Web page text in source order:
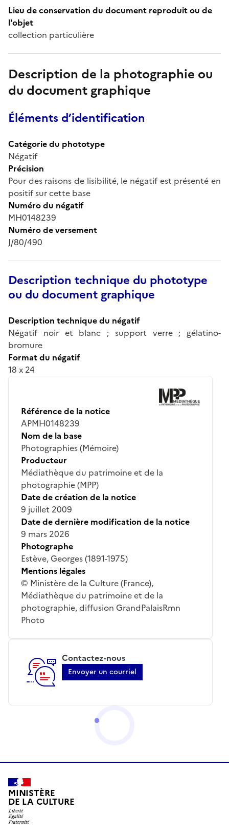
Lieu de conservation du document reproduit ou de
l'objet
collection particulière
Description de la photographie ou
du document graphique
Éléments d’identification
Catégorie du phototype
Négatif
Précision
Pour des raisons de lisibilité, le négatif est présenté en
positif sur cette base
Numéro du négatif
MH0148239
Numéro de versement
J/80/490
Description technique du phototype
ou du document graphique
Description technique du négatif
Négatif noir et blanc ; support verre ; gélatino-
bromure
Format du négatif
18 x 24
Référence de la notice
APMH0148239
Nom de la base
Photographies (Mémoire)
Producteur
Médiathèque du patrimoine et de la
photographie (MPP)
Date de création de la notice
9 juillet 2009
Date de dernière modification de la notice
9 mars 2026
Photographe
Estève, Georges (1891-1975)
Mentions légales
© Ministère de la Culture (France),
Médiathèque du patrimoine et de la
photographie, diffusion GrandPalaisRmn
Photo
Contactez-nous
Envoyer un courriel
MINISTÈRE
DE LA CULTURE